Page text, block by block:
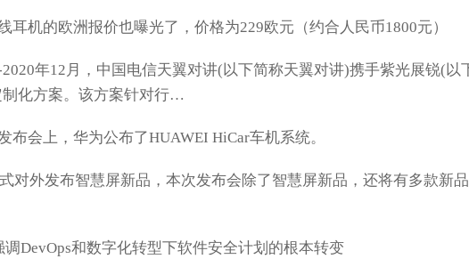
机的欧洲报价也曝光了，价格为229欧元（约合人民币1800元）
年12月，中国电信天翼对讲(以下简称天翼对讲)携手紫光展锐(以
化方案。该方案针对行…
会上，华为公布了HUAWEI HiCar车机系统。
外发布智慧屏新品，本次发布会除了智慧屏新品，还将有多款新
和数字化转型下软件安全计划的根本转变